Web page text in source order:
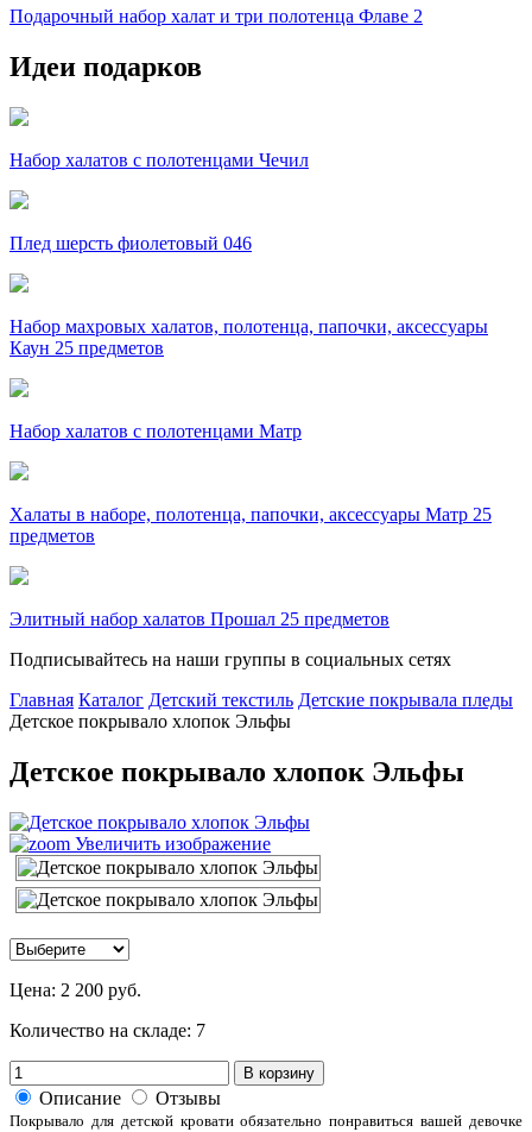
Подарочный набор халат и три полотенца Флаве 2
Идеи подарков
Набор халатов с полотенцами Чечил
Плед шерсть фиолетовый 046
Набор махровых халатов, полотенца, папочки, аксессуары
Каун 25 предметов
Набор халатов с полотенцами Матр
Халаты в наборе, полотенца, папочки, аксессуары Матр 25
предметов
Элитный набор халатов Прошал 25 предметов
Подписывайтесь на наши группы в социальных сетях
Главная Каталог Детский текстиль Детские покрывала пледы
Детское покрывало хлопок Эльфы
Детское покрывало хлопок Эльфы
Увеличить изображение
Цена: 2 200 руб.
Количество на складе: 7
В корзину
Описание Отзывы
Покрывало для детской кровати обязательно понравиться вашей девочке